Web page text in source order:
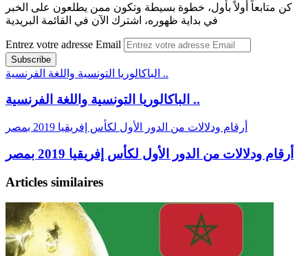
كن متابعاً أولاً بأول، خطوة بسيطة وتكون ممن يطلعون على الخبر
في بداية ظهوره، اشترك الآن في القائمة البريدية
Entrez votre adresse Email
الباكالوريا التونسية واللغة الفرنسية ..
الباكالوريا التونسية واللغة الفرنسية ..
أرقام ودلالات من الدور الأول لكأس إفريقيا 2019 بمصر
أرقام ودلالات من الدور الأول لكأس إفريقيا 2019 بمصر
Articles similaires